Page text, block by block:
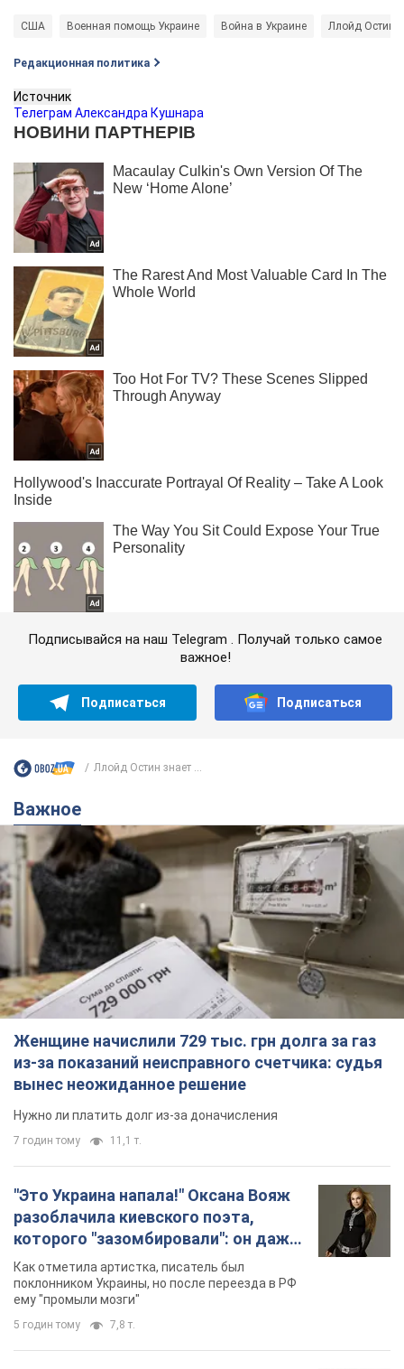
США Военная помощь Украине Война в Украине Ллойд Остин
Редакционная политика
Источник
Телеграм Александра Кушнара
Подписывайся на наш Telegram . Получай только самое
важное!
Подписаться Подписаться
Ллойд Остин знает ...
Важное
Женщине начислили 729 тыс. грн долга за газ
из-за показаний неисправного счетчика: судья
вынес неожиданное решение
Нужно ли платить долг из-за доначисления
7 годин тому 11,1 т.
"Это Украина напала!" Оксана Вояж
разоблачила киевского поэта,
которого "зазомбировали": он даже
русского не знал, а теперь хочет
геноцида украинцев
Как отметила артистка, писатель был
поклонником Украины, но после переезда в РФ
ему "промыли мозги"
5 годин тому 7,8 т.